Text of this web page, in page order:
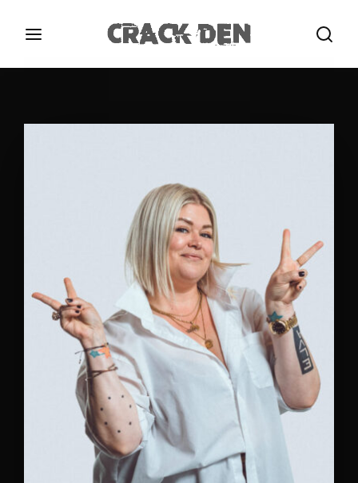
Press Enter / Return to begin your search or hit
SIGN IN
Remember Me
Retrieve your login username and password from
the welcome lobby, in-world.